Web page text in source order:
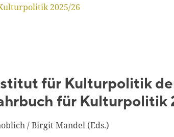
2025/26
für Kulturpolitik
für Kulturpolitik
/ Birgit Mandel (Eds.)